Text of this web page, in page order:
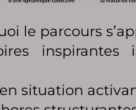
le parcours
inspirantes
en situation